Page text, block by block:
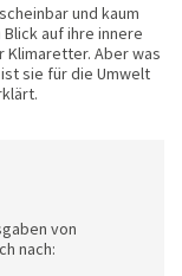
und kaum
auf ihre innere
Aber was
sie für die Umwelt
von
nach: